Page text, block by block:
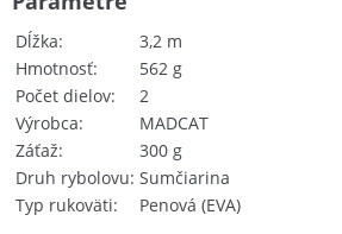
Dĺžka
3,2 m
Hmotnosť
562 g
Počet dielov
2
Výrobca
MADCAT
Záťaž
300 g
Druh rybolovu Sumčiarina
Typ rukoväti
Penová (EVA)